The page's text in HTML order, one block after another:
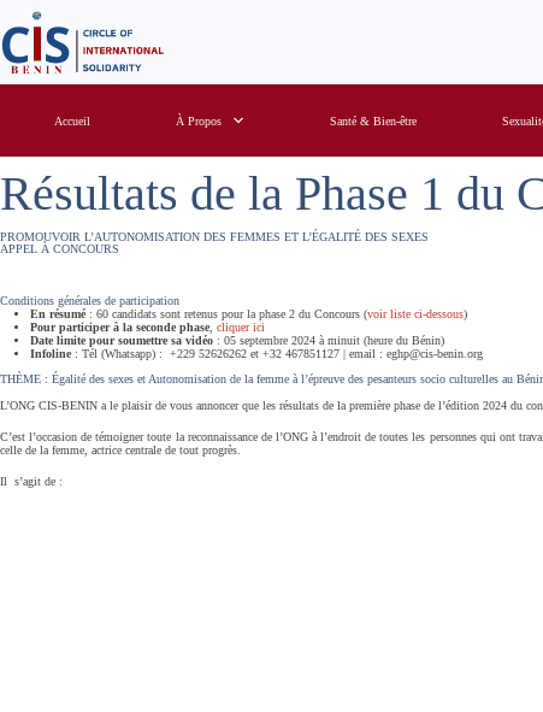
k
p
t
o
Accueil À Propos Santé & Bien-être
Résultats de la Phase 1 du
PROMOUVOIR L’AUTONOMISATION DES FEMMES ET L’ÉGALITÉ DES SEXES
APPEL À CONCOURS
Conditions générales de participation
En résumé : 60 candidats sont retenus pour la phase 2 du Concours (voir liste ci-dessous)
Pour participer à la seconde phase cliquer ici
Date limite pour soumettre sa vidéo : 05 septembre 2024 à minuit (heure du Bénin)
Infoline : Tél (Whatsapp) : +229 52626262 et +32 467851127 | email : eghp@cis-benin.org
THÈME : Égalité des sexes et Autonomisation de la femme à l’épreuve des pesanteurs socio culturelles au
L’ONG CIS-BENIN a le plaisir de vous annoncer que les résultats de la première phase de l’édition 2024 du
C’est l’occasion de témoigner toute la reconnaissance de l’ONG à l’endroit de toutes les personnes qui ont
celle de la femme, actrice centrale de tout progrès.
Il s’agit de :